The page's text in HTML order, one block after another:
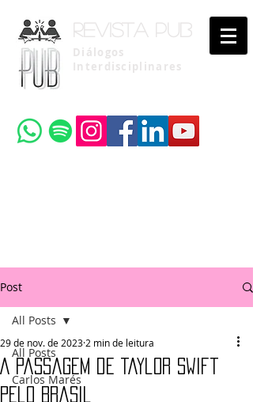
Revista pub
Diálogos
Interdisciplinares
Post
All Posts
Carlos Marés
All Posts
A passagem de Taylor Swift
pelo Brasil
29 de nov. de 2023 2 min de leitura